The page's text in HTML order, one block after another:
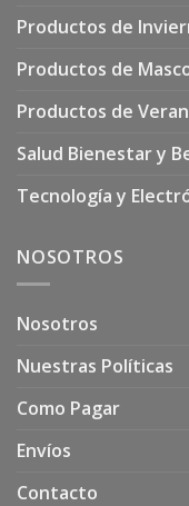
Productos de
Productos de
Productos de
Salud Bienestar y
Tecnología y
NOSOTROS
Nosotros
Nuestras Políticas
Como Pagar
Envíos
Contacto